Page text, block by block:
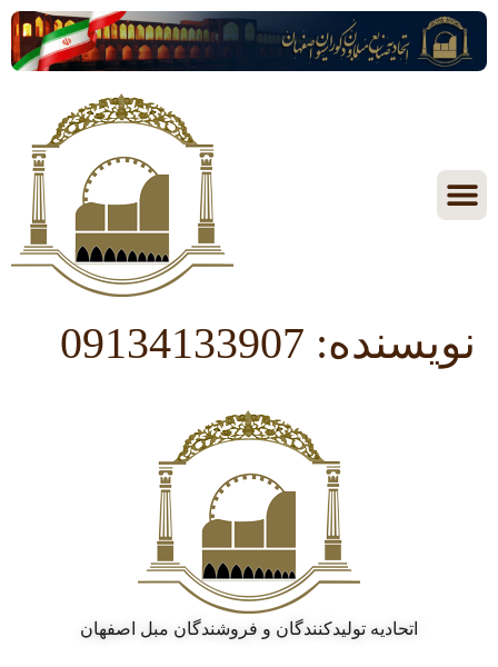
نویسنده: 09134133907
اتحادیه تولیدکنندگان و فروشندگان مبل اصفهان